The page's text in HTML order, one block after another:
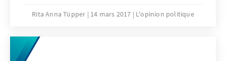
Rita Anna Tüpper 14 mars 2017 L'opinion politique